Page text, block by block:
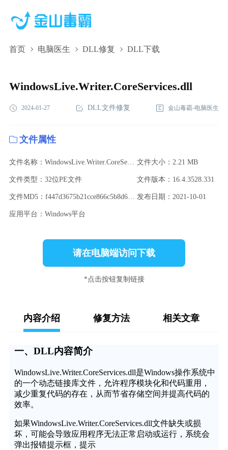
首页 电脑医生 DLL修复 DLL下载
WindowsLive.Writer.CoreServices.dll
2024-01-27 DLL文件修复 金山毒霸-电脑医生
文件属性
文件名称：WindowsLive.Writer.CoreServices.dll 文件大小：2.21 MB
文件类型：32位PE文件 文件版本：16.4.3528.331
文件MD5：f447d3675b21cce866c5b8d61f0ab7b5 发布日期：2021-10-01
应用平台：Windows平台
请在电脑端访问下载
*点击按钮复制链接
内容介绍 修复方法 相关文章
一、DLL内容简介
WindowsLive.Writer.CoreServices.dll是Windows操作系统中
的一个动态链接库文件，允许程序模块化和代码重用，
减少重复代码的存在，从而节省存储空间并提高代码的
效率。
如果WindowsLive.Writer.CoreServices.dll文件缺失或损
坏，可能会导致应用程序无法正常启动或运行，系统会
弹出报错提示框，提示